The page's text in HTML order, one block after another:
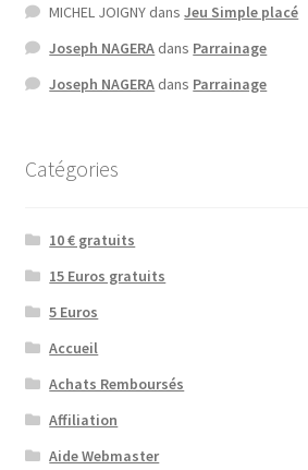
MICHEL JOIGNY dansJeu Simple placé
Joseph NAGERA dans Parrainage
Joseph NAGERA dans Parrainage
Catégories
10 € gratuits
15 Euros gratuits
5 Euros
Accueil
Achats Remboursés
Affiliation
Aide Webmaster